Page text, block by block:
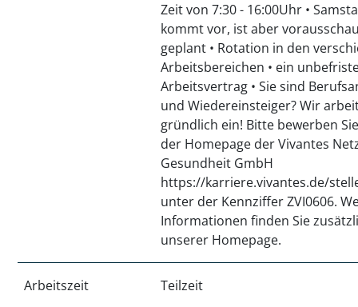
Zeit von 7:30 - 16:00Uhr •
kommt vor, ist aber
geplant • Rotation in den
Arbeitsbereichen • ein
Arbeitsvertrag • Sie sind
und Wiedereinsteiger? Wir
gründlich ein! Bitte bewerben
der Homepage der Vivantes
Gesundheit GmbH
https://karriere.vivantes.de/
unter der Kennziffer ZVI0606.
Informationen finden Sie
unserer Homepage.
Arbeitszeit Teilzeit